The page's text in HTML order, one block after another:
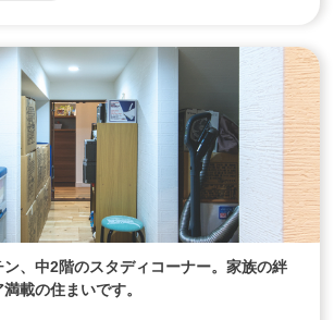
ン、中2階のスタディコーナー。家族の絆
載の住まいです。